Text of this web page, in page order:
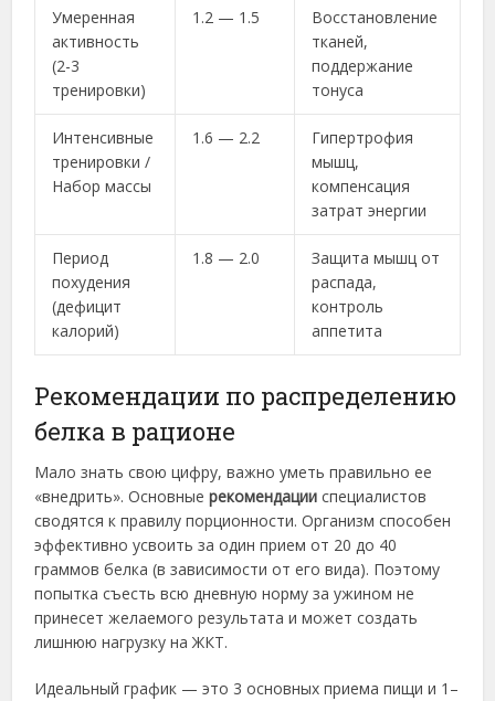
Умеренная
активность
(2-3
тренировки)
1.2 — 1.5
Восстановление
тканей,
поддержание
тонуса
Интенсивные
тренировки /
Набор массы
1.6 — 2.2
Гипертрофия
мышц,
компенсация
затрат энергии
Период
похудения
(дефицит
калорий)
1.8 — 2.0
Защита мышц от
распада,
контроль
аппетита
Рекомендации по распределению
белка в рационе
Мало знать свою цифру, важно уметь правильно ее
«внедрить». Основныерекомендации специалистов
сводятся к правилу порционности. Организм способен
эффективно усвоить за один прием от 20 до 40
граммов белка (в зависимости от его вида). Поэтому
попытка съесть всю дневную норму за ужином не
принесет желаемого результата и может создать
лишнюю нагрузку на ЖКТ.
Идеальный график — это 3 основных приема пищи и 1–